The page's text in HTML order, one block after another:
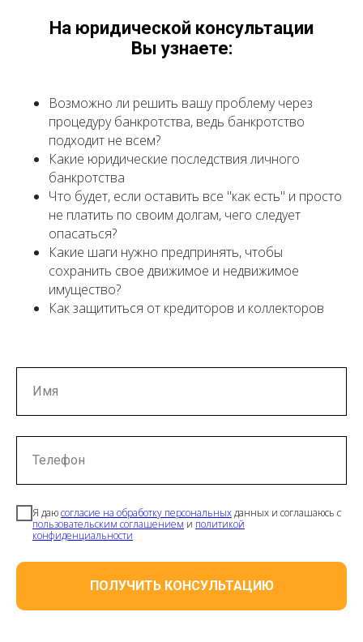
На юридической консультации
Вы узнаете:
Возможно ли решить вашу проблему через
процедуру банкротства, ведь банкротство
подходит не всем?
Какие юридические последствия личного
банкротства
Что будет, если оставить все "как есть" и просто
не платить по своим долгам, чего следует
опасаться?
Какие шаги нужно предпринять, чтобы
сохранить свое движимое и недвижимое
имущество?
Как защититься от кредиторов и коллекторов
Имя
Телефон
Я даюсогласие на обработку персональныхданных и соглашаюсь с
пользовательским соглашением и политикой
конфиденциальности
ПОЛУЧИТЬ КОНСУЛЬТАЦИЮ